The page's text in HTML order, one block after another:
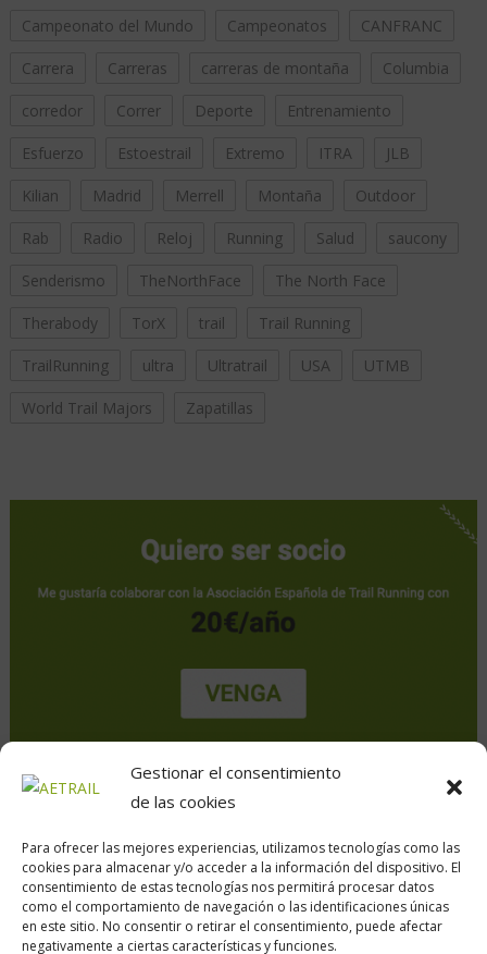
Gestionar el consentimiento
de las cookies
Para ofrecer las mejores experiencias, utilizamos tecnologías como las
cookies para almacenar y/o acceder a la información del dispositivo. El
consentimiento de estas tecnologías nos permitirá procesar datos
como el comportamiento de navegación o las identificaciones únicas
en este sitio. No consentir o retirar el consentimiento, puede afectar
negativamente a ciertas características y funciones.
Campeonato del Mundo Campeonatos CANFRANC
Carrera Carreras carreras de montaña Columbia
corredor Correr Deporte Entrenamiento
Esfuerzo Estoestrail Extremo ITRA JLB
Kilian Madrid Merrell Montaña Outdoor
Rab Radio Reloj Running Salud saucony
Senderismo TheNorthFace The North Face
Therabody TorX trail Trail Running
TrailRunning ultra Ultratrail USA UTMB
World Trail Majors Zapatillas
Calle Daoiz, 12, Madrid